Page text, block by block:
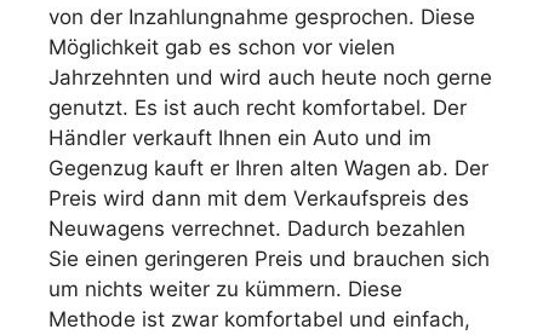
von der Inzahlungnahme gesprochen. Diese
Möglichkeit gab es schon vor vielen
Jahrzehnten und wird auch heute noch gerne
genutzt. Es ist auch recht komfortabel. Der
Händler verkauft Ihnen ein Auto und im
Gegenzug kauft er Ihren alten Wagen ab. Der
Preis wird dann mit dem Verkaufspreis des
Neuwagens verrechnet. Dadurch bezahlen
Sie einen geringeren Preis und brauchen sich
um nichts weiter zu kümmern. Diese
Methode ist zwar komfortabel und einfach,